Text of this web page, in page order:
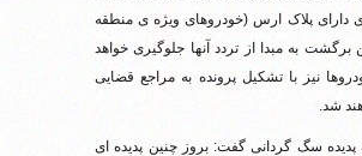
دارای پلاک ارس (خودروهای ویژه ی منطقه
برگشت به مبدا از تردد آنها جلوگیری خواهد
نیز با تشکیل پرونده به مراجع قضایی
شد.
پدیده سگ گردانی گفت: بروز چنین پدیده ای